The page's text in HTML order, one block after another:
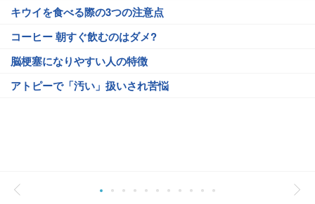
キウイを食べる際の3つの注意点
コーヒー 朝すぐ飲むのはダメ?
脳梗塞になりやすい人の特徴
アトピーで「汚い」扱いされ苦悩